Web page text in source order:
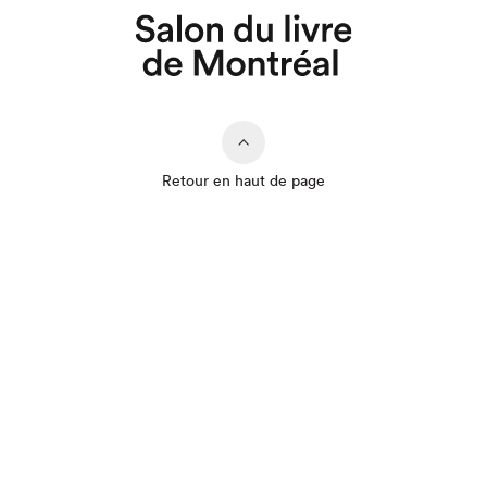
Retour en haut de page